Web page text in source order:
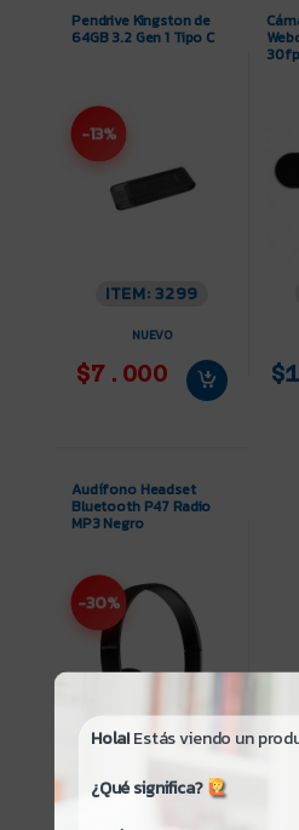
Pendrive Kingston de
64GB 3.2 Gen 1 Tipo C
-13%
ITEM: 3299
NUEVO
$7.000
Audífono Headset
Bluetooth P47 Radio
MP3 Negro
-30%
NUEVO
Hola!Estás viendo un
¿Qué significa?